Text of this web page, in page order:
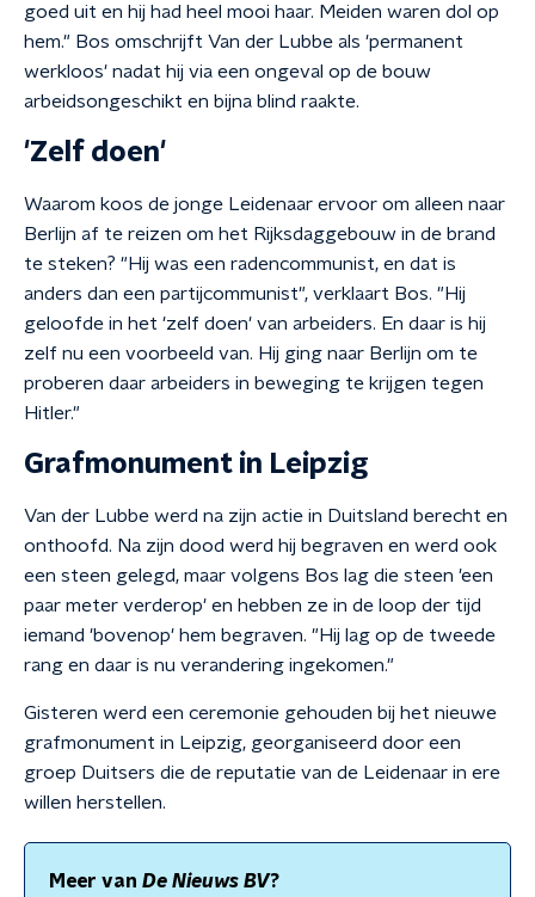
goed uit en hij had heel mooi haar. Meiden waren dol op
hem." Bos omschrijft Van der Lubbe als 'permanent
werkloos' nadat hij via een ongeval op de bouw
arbeidsongeschikt en bijna blind raakte.
'Zelf doen'
Waarom koos de jonge Leidenaar ervoor om alleen naar
Berlijn af te reizen om het Rijksdaggebouw in de brand
te steken? "Hij was een radencommunist, en dat is
anders dan een partijcommunist", verklaart Bos. "Hij
geloofde in het 'zelf doen' van arbeiders. En daar is hij
zelf nu een voorbeeld van. Hij ging naar Berlijn om te
proberen daar arbeiders in beweging te krijgen tegen
Hitler."
Grafmonument in Leipzig
Van der Lubbe werd na zijn actie in Duitsland berecht en
onthoofd. Na zijn dood werd hij begraven en werd ook
een steen gelegd, maar volgens Bos lag die steen 'een
paar meter verderop' en hebben ze in de loop der tijd
iemand 'bovenop' hem begraven. "Hij lag op de tweede
rang en daar is nu verandering ingekomen."
Gisteren werd een ceremonie gehouden bij het nieuwe
grafmonument in Leipzig, georganiseerd door een
groep Duitsers die de reputatie van de Leidenaar in ere
willen herstellen.
Meer van De Nieuws BV?